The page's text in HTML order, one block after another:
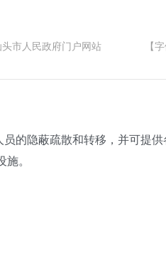
头市人民政府门户网站 【
的隐蔽疏散和转移，并可提供
。